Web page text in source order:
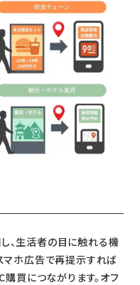
、生活者の目に触れる機
マホ広告で再提示すれば
購買につながります。オフ